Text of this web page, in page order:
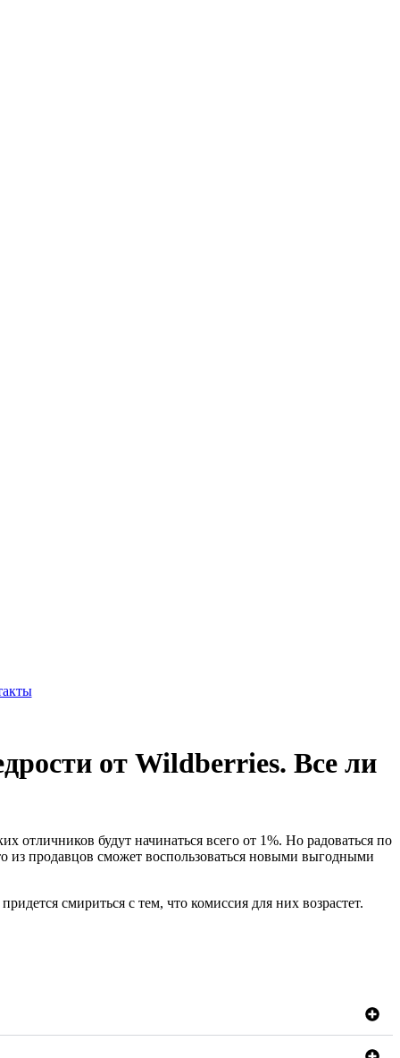
от Wildberries. Все ли
будут начинаться всего от 1%. Но радоваться по
из продавцов сможет воспользоваться новыми выгодными
смириться с тем, что комиссия для них возрастет.